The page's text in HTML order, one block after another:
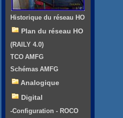
Historique du réseau HO
Plan du réseau HO
(RAILY 4.0)
TCO AMFG
Schémas AMFG
Analogique
Digital
-Configuration - ROCO